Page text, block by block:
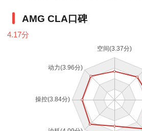
AMG CLA口碑
4.17分